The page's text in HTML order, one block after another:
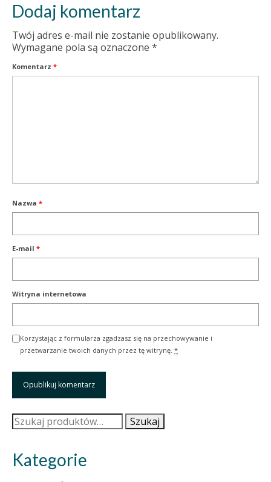
Dodaj komentarz
Twój adres e-mail nie zostanie opublikowany.
Wymagane pola są oznaczone *
Komentarz *
Nazwa *
E-mail *
Witryna internetowa
Korzystając z formularza zgadzasz się na przechowywanie i
przetwarzanie twoich danych przez tę witrynę. *
Szukaj: Szukaj
Kategorie